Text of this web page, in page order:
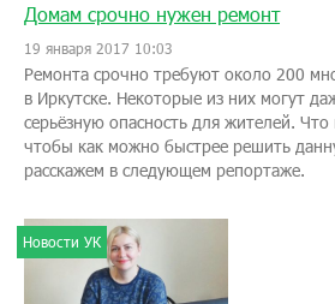
Домам срочно нужен ремонт
19 января 2017 10:03
Ремонта срочно требуют около 200
в Иркутске. Некоторые из них могут
серьёзную опасность для жителей.
чтобы как можно быстрее решить
расскажем в следующем репортаже.
Новости УК